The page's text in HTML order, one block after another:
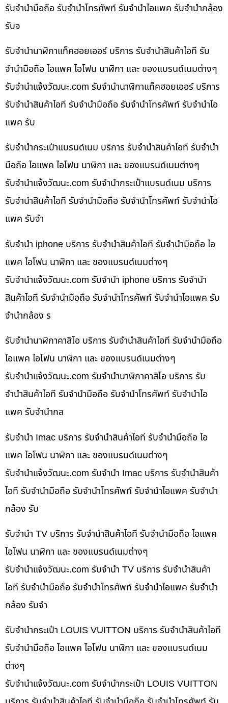
รับจำนำมือถือ รับจำนำโทรศัพท์ รับจำนำไอแพค รับจำนำกล้อง
รับจ
รับจำนำนาฬิกาแท็คฮอยเออร์ บริการ รับจำนำสินค้าไอที รับ
จำนำมือถือ ไอแพค ไอโฟน นาฬิกา และ ของแบรนด์เนมต่างๆ
รับจํานําแจ้งวัฒนะ.com รับจำนำนาฬิกาแท็คฮอยเออร์ บริการ
รับจำนำสินค้าไอที รับจำนำมือถือ รับจำนำโทรศัพท์ รับจำนำไอ
แพค รับ
รับจำนำกระเป๋าแบรนด์เนม บริการ รับจำนำสินค้าไอที รับจำนำ
มือถือ ไอแพค ไอโฟน นาฬิกา และ ของแบรนด์เนมต่างๆ
รับจํานําแจ้งวัฒนะ.com รับจำนำกระเป๋าแบรนด์เนม บริการ
รับจำนำสินค้าไอที รับจำนำมือถือ รับจำนำโทรศัพท์ รับจำนำไอ
แพค รับจำ
รับจำนำ iphone บริการ รับจำนำสินค้าไอที รับจำนำมือถือ ไอ
แพค ไอโฟน นาฬิกา และ ของแบรนด์เนมต่างๆ
รับจํานําแจ้งวัฒนะ.com รับจำนำ iphone บริการ รับจำนำ
สินค้าไอที รับจำนำมือถือ รับจำนำโทรศัพท์ รับจำนำไอแพค รับ
จำนำกล้อง ร
รับจำนำนาฬิกาคาสิโอ บริการ รับจำนำสินค้าไอที รับจำนำมือถือ
ไอแพค ไอโฟน นาฬิกา และ ของแบรนด์เนมต่างๆ
รับจํานําแจ้งวัฒนะ.com รับจำนำนาฬิกาคาสิโอ บริการ รับ
จำนำสินค้าไอที รับจำนำมือถือ รับจำนำโทรศัพท์ รับจำนำไอ
แพค รับจำนำกล
รับจำนำ Imac บริการ รับจำนำสินค้าไอที รับจำนำมือถือ ไอ
แพค ไอโฟน นาฬิกา และ ของแบรนด์เนมต่างๆ
รับจํานําแจ้งวัฒนะ.com รับจำนำ Imac บริการ รับจำนำสินค้า
ไอที รับจำนำมือถือ รับจำนำโทรศัพท์ รับจำนำไอแพค รับจำนำ
กล้อง รับ
รับจำนำ TV บริการ รับจำนำสินค้าไอที รับจำนำมือถือ ไอแพค
ไอโฟน นาฬิกา และ ของแบรนด์เนมต่างๆ
รับจํานําแจ้งวัฒนะ.com รับจำนำ TV บริการ รับจำนำสินค้า
ไอที รับจำนำมือถือ รับจำนำโทรศัพท์ รับจำนำไอแพค รับจำนำ
กล้อง รับจำ
รับจำนำกระเป๋า LOUIS VUITTON บริการ รับจำนำสินค้าไอที
รับจำนำมือถือ ไอแพค ไอโฟน นาฬิกา และ ของแบรนด์เนม
ต่างๆ
รับจํานําแจ้งวัฒนะ.com รับจำนำกระเป๋า LOUIS VUITTON